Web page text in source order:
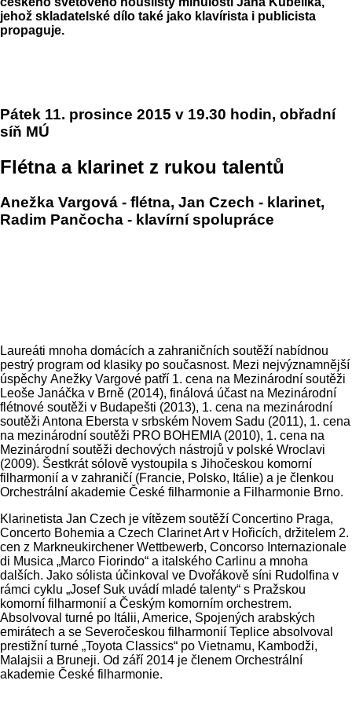
jehož skladatelské dílo také jako klavírista i publicista
propaguje.
Pátek 11. prosince 2015 v 19.30 hodin, obřadní
síň MÚ
Flétna a klarinet z rukou talentů
Anežka Vargová - flétna, Jan Czech - klarinet,
Radim Pančocha - klavírní spolupráce
Laureáti mnoha domácích a zahraničních soutěží nabídnou
pestrý program od klasiky po současnost. Mezi nejvýznamnější
úspěchy Anežky Vargové patří 1. cena na Mezinárodní soutěži
Leoše Janáčka v Brně (2014), finálová účast na Mezinárodní
flétnové soutěži v Budapešti (2013), 1. cena na mezinárodní
soutěži Antona Ebersta v srbském Novem Sadu (2011), 1. cena
na mezinárodní soutěži PRO BOHEMIA (2010), 1. cena na
Mezinárodní soutěži dechových nástrojů v polské Wroclavi
(2009). Šestkrát sólově vystoupila s Jihočeskou komorní
filharmonií a v zahraničí (Francie, Polsko, Itálie) a je členkou
Orchestrální akademie České filharmonie a Filharmonie Brno.
Klarinetista Jan Czech je vítězem soutěží Concertino Praga,
Concerto Bohemia a Czech Clarinet Art v Hořicích, držitelem 2.
cen z Markneukirchener Wettbewerb, Concorso Internazionale
di Musica „Marco Fiorindo“ a italského Carlinu a mnoha
dalších. Jako sólista účinkoval ve Dvořákově síni Rudolfina v
rámci cyklu „Josef Suk uvádí mladé talenty“ s Pražskou
komorní filharmonií a Českým komorním orchestrem.
Absolvoval turné po Itálii, Americe, Spojených arabských
emirátech a se Severočeskou filharmonií Teplice absolvoval
prestižní turné „Toyota Classics“ po Vietnamu, Kambodži,
Malajsii a Bruneji. Od září 2014 je členem Orchestrální
akademie České filharmonie.